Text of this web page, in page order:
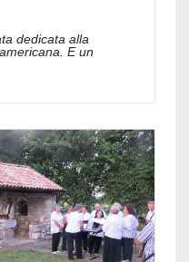
dedicata alla
E un